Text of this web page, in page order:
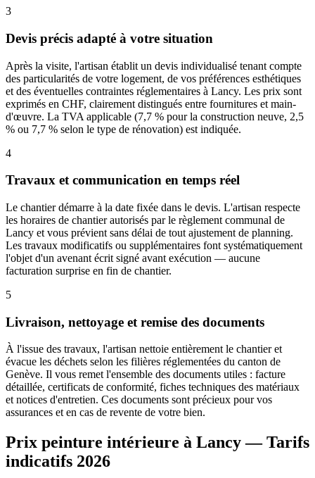
3
Devis précis adapté à votre situation
Après la visite, l'artisan établit un devis individualisé tenant compte
des particularités de votre logement, de vos préférences esthétiques
et des éventuelles contraintes réglementaires à Lancy. Les prix sont
exprimés en CHF, clairement distingués entre fournitures et main-
d'œuvre. La TVA applicable (7,7 % pour la construction neuve, 2,5
% ou 7,7 % selon le type de rénovation) est indiquée.
4
Travaux et communication en temps réel
Le chantier démarre à la date fixée dans le devis. L'artisan respecte
les horaires de chantier autorisés par le règlement communal de
Lancy et vous prévient sans délai de tout ajustement de planning.
Les travaux modificatifs ou supplémentaires font systématiquement
l'objet d'un avenant écrit signé avant exécution — aucune
facturation surprise en fin de chantier.
5
Livraison, nettoyage et remise des documents
À l'issue des travaux, l'artisan nettoie entièrement le chantier et
évacue les déchets selon les filières réglementées du canton de
Genève. Il vous remet l'ensemble des documents utiles : facture
détaillée, certificats de conformité, fiches techniques des matériaux
et notices d'entretien. Ces documents sont précieux pour vos
assurances et en cas de revente de votre bien.
Prix peinture intérieure à Lancy — Tarifs
indicatifs 2026